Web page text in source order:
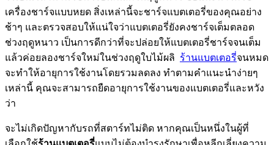
เครื่องชาร์จแบบหยด สิ่งเหล่านี้จะชาร์จแบตเตอรี่ของคุณอย่าง
ช้าๆ และตรวจสอบให้แน่ใจว่าแบตเตอรี่ยังคงชาร์จเต็มตลอด
ช่วงฤดูหนาว เป็นการดีกว่าที่จะปล่อยให้แบตเตอรี่ชาร์จจนเต็ม
แล้วค่อยลองชาร์จใหม่ในช่วงฤดูใบไม้ผลิ ร้านแบตเตอรี่จนหมด
จะทำให้อายุการใช้งานโดยรวมลดลง ทำตามคำแนะนำง่ายๆ
เหล่านี้ คุณจะสามารถยืดอายุการใช้งานของแบตเตอรี่และหวัง
ว่า
จะไม่เกิดปัญหากับรถที่สตาร์ทไม่ติด หากคุณเป็นหนึ่งในผู้ที่